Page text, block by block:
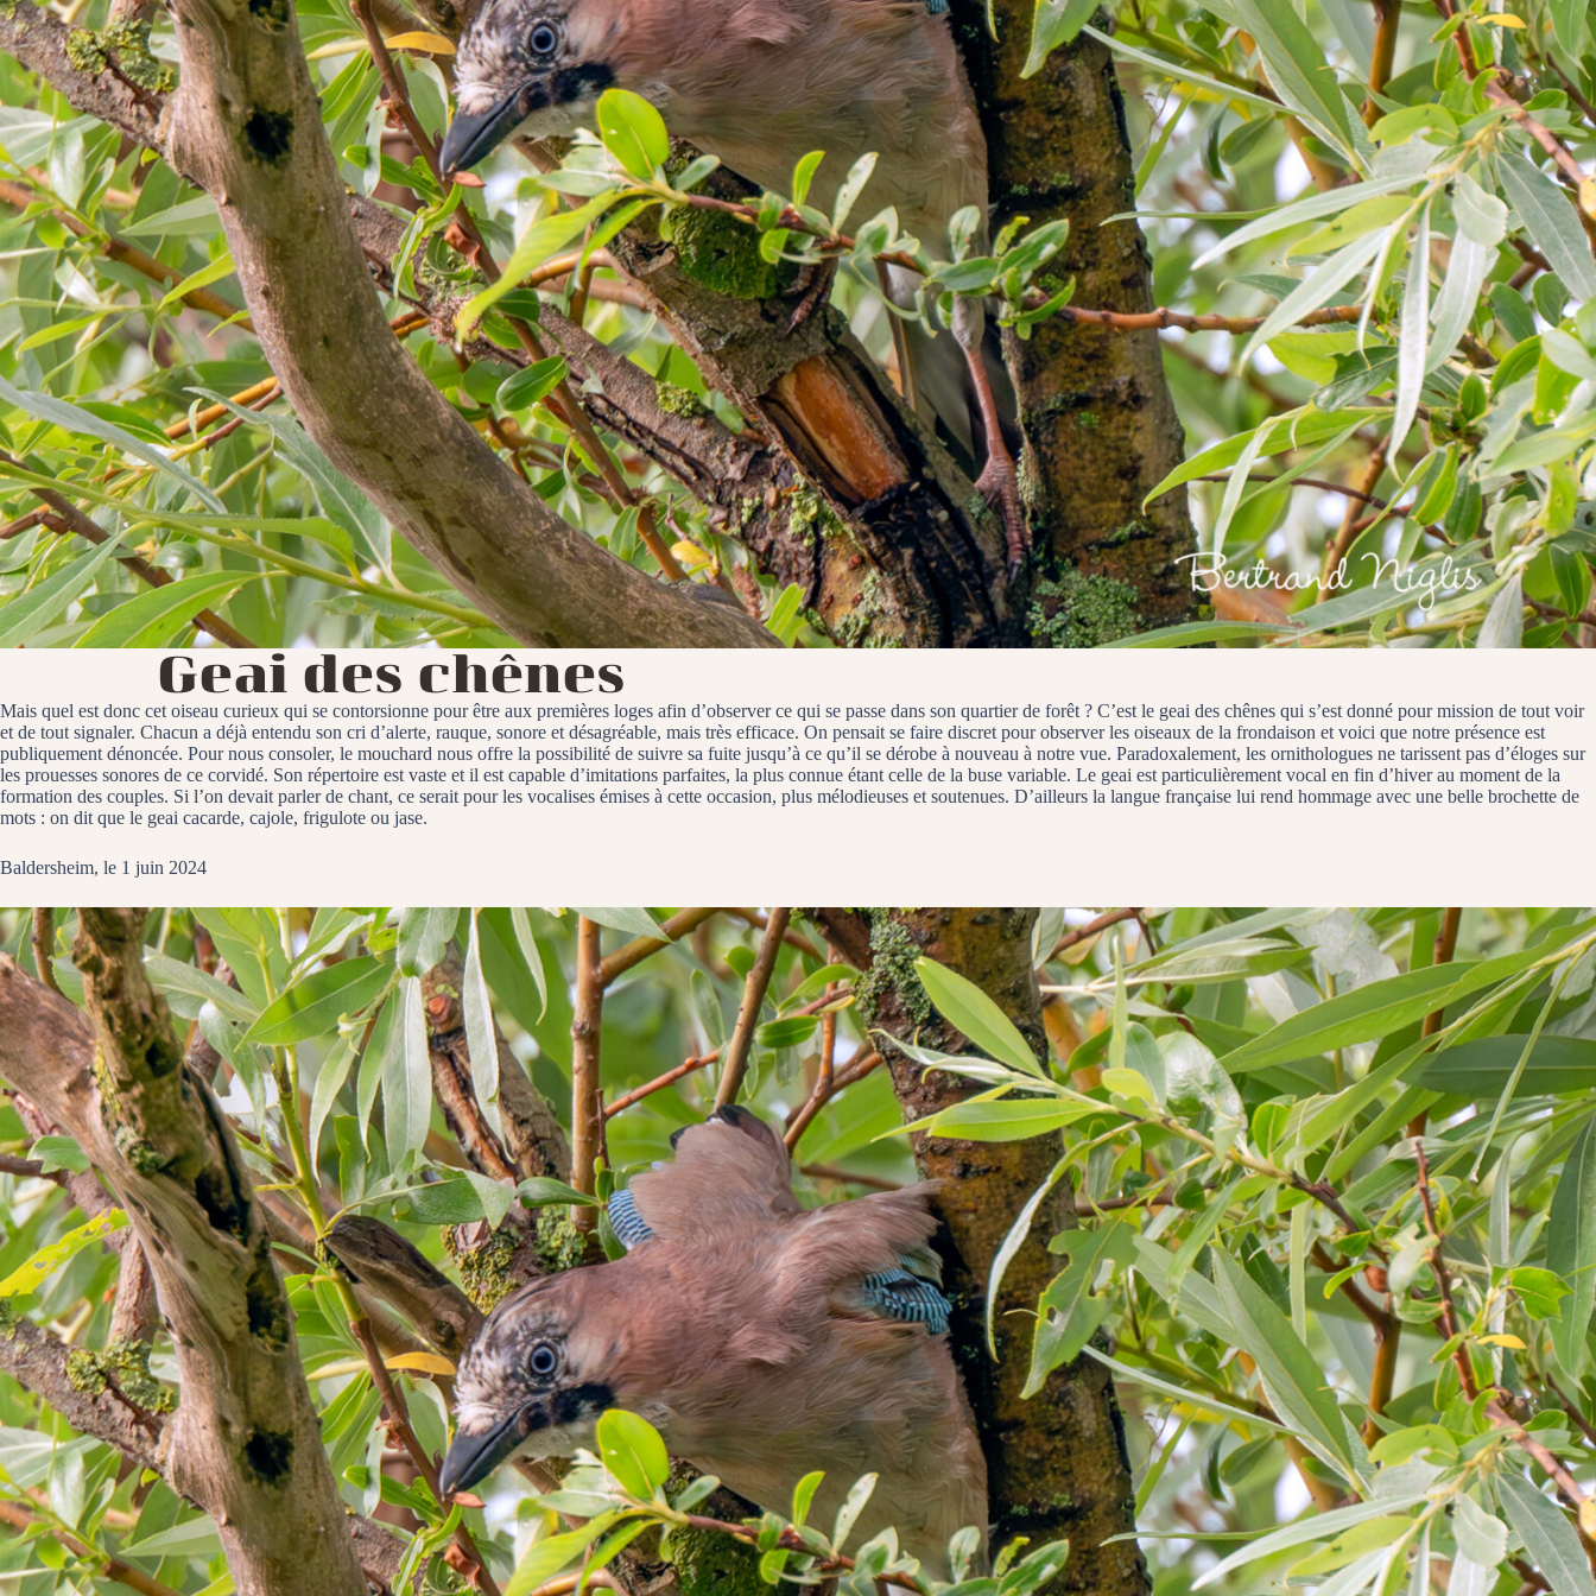
Geai des chênes
Mais quel est donc cet oiseau curieux qui se contorsionne pour être aux premières loges afin d’observer ce qui se passe dans son quartier de forêt ? C’est le geai des chênes qui s’est donné pour mission de tout voir
et de tout signaler. Chacun a déjà entendu son cri d’alerte, rauque, sonore et désagréable, mais très efficace. On pensait se faire discret pour observer les oiseaux de la frondaison et voici que notre présence est
publiquement dénoncée. Pour nous consoler, le mouchard nous offre la possibilité de suivre sa fuite jusqu’à ce qu’il se dérobe à nouveau à notre vue. Paradoxalement, les ornithologues ne tarissent pas d’éloges sur
les prouesses sonores de ce corvidé. Son répertoire est vaste et il est capable d’imitations parfaites, la plus connue étant celle de la buse variable. Le geai est particulièrement vocal en fin d’hiver au moment de la
formation des couples. Si l’on devait parler de chant, ce serait pour les vocalises émises à cette occasion, plus mélodieuses et soutenues. D’ailleurs la langue française lui rend hommage avec une belle brochette de
mots : on dit que le geai cacarde, cajole, frigulote ou jase.
Baldersheim, le 1 juin 2024